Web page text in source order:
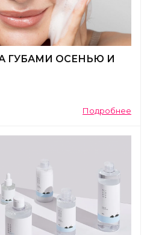
ГУБАМИ ОСЕНЬЮ И
Подробнее